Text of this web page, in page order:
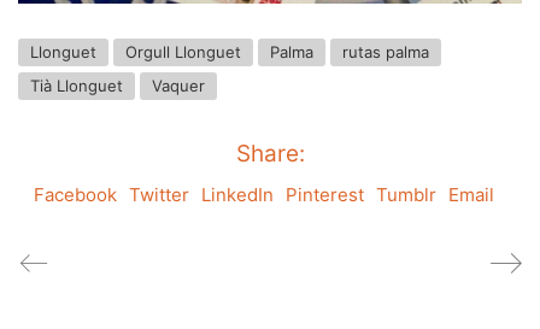
Llonguet Orgull Llonguet Palma
rutas palma
Tià Llonguet
Vaquer
Share:
Facebook Twitter LinkedIn Pinterest Tumblr Email